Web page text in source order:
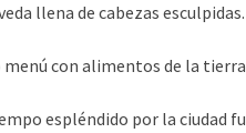
llena de cabezas esculpidas.
con alimentos de la
espléndido por la ciudad